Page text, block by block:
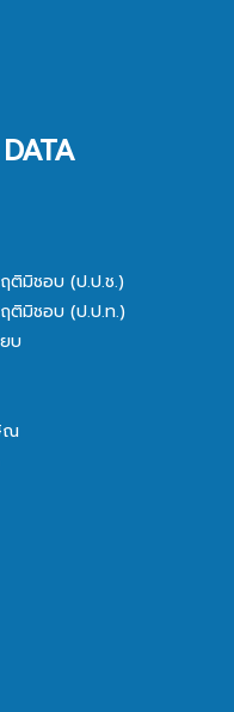
ติมิชอบ (ป.ป.ช.)
ฤติมิชอบ (ป.ป.ท.)
บ
ณ